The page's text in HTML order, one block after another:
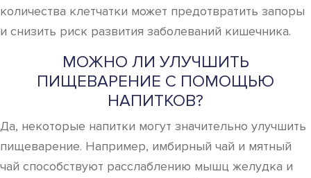
количества клетчатки может предотвратить запоры
и снизить риск развития заболеваний кишечника.
МОЖНО ЛИ УЛУЧШИТЬ
ПИЩЕВАРЕНИЕ С ПОМОЩЬЮ
НАПИТКОВ?
Да, некоторые напитки могут значительно улучшить
пищеварение. Например, имбирный чай и мятный
чай способствуют расслаблению мышц желудка и